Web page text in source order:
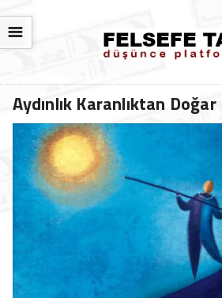
☰
Aydınlık Karanlıktan Doğar